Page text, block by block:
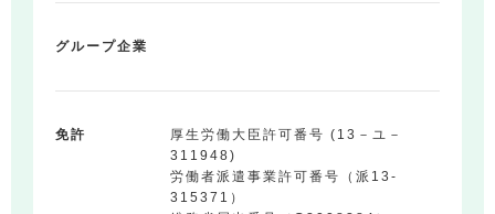
グループ企業
免許
厚生労働大臣許可番号 (13－ユ－
311948)
労働者派遣事業許可番号（派13-
315371）